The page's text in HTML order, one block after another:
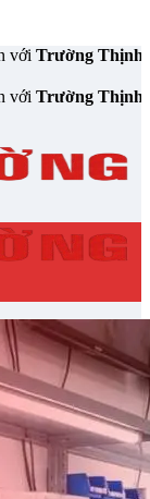
– Chuyên cung cấp
– Chuyên cung cấp